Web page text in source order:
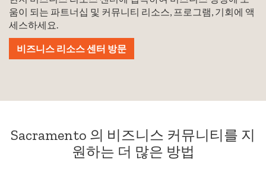
움이 되는 파트너십 및 커뮤니티 리소스, 프로그램, 기회에 액
세스하세요.
비즈니스 리소스 센터 방문
Sacramento 의 비즈니스 커뮤니티를 지
원하는 더 많은 방법